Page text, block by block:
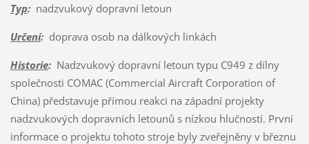
Typ:nadzvukový dopravní letoun
Určení:doprava osob na dálkových linkách
Historie:Nadzvukový dopravní letoun typu C949 z dílny
společnosti COMAC (Commercial Aircraft Corporation of
China) představuje přímou reakci na západní projekty
nadzvukových dopravních letounů s nízkou hlučností. První
informace o projektu tohoto stroje byly zveřejněny v březnu